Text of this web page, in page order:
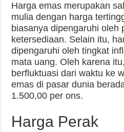
Harga emas merupakan
mulia dengan harga
biasanya dipengaruhi oleh
ketersediaan. Selain itu,
dipengaruhi oleh tingkat
mata uang. Oleh karena
berfluktuasi dari waktu ke
emas di pasar dunia
1.500,00 per ons.
Harga Perak